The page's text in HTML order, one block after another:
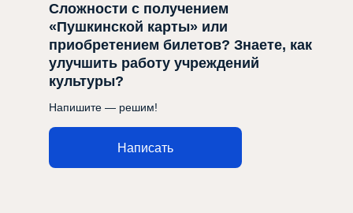
Сложности с получением
«Пушкинской карты» или
приобретением билетов? Знаете, как
улучшить работу учреждений
культуры?
Напишите — решим!
Написать